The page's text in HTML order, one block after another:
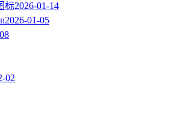
标2026-01-14
2026-01-05
02